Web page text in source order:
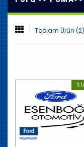
Toplam Ürün (2)